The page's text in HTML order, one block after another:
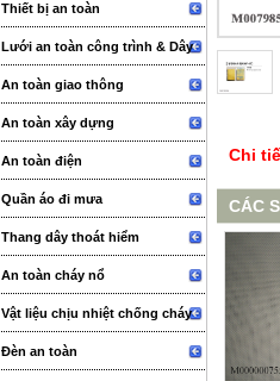
Thiết bị an toàn
Lưới an toàn công trình & Dây
An toàn giao thông
An toàn xây dựng
An toàn điện
Quần áo đi mưa
Thang dây thoát hiểm
An toàn cháy nổ
Vật liệu chịu nhiệt chống cháy
Đèn an toàn
Chi
CÁC